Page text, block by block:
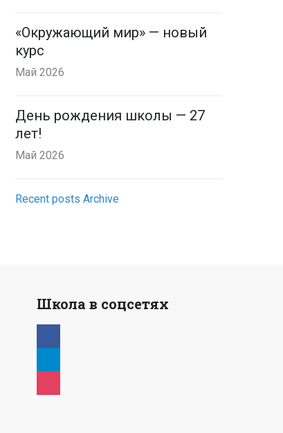
«Окружающий мир» — новый
курс
Май 2026
День рождения школы — 27
лет!
Май 2026
Recent posts Archive
Школа в соцсетях
facebook